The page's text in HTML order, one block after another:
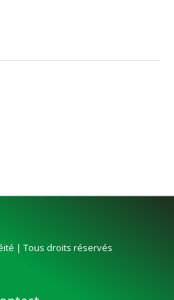
| Tous droits réservés